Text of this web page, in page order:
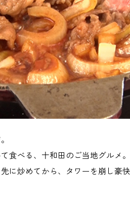
食べる、十和田のご当地グルメ
に炒めてから、タワーを崩し豪